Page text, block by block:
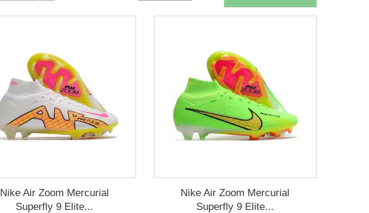
Nike Air Zoom Mercurial
Superfly 9 Elite...
Nike Air Zoom Mercurial
Superfly 9 Elite...